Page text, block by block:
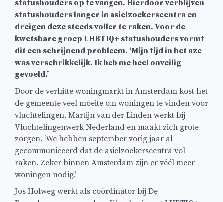
statushouders op te vangen. Hierdoor verblijven
statushouders langer in asielzoekerscentra en
dreigen deze steeds voller te raken. Voor de
kwetsbare groep LHBTIQ+ statushouders vormt
dit een schrijnend probleem. ‘Mijn tijd in het azc
was verschrikkelijk. Ik heb me heel onveilig
gevoeld.’
Door de verhitte woningmarkt in Amsterdam kost het
de gemeente veel moeite om woningen te vinden voor
vluchtelingen. Martijn van der Linden werkt bij
Vluchtelingenwerk Nederland en maakt zich grote
zorgen. ‘We hebben september vorig jaar al
gecommuniceerd dat de asielzoekerscentra vol
raken. Zeker binnen Amsterdam zijn er véél meer
woningen nodig.’
Jos Holweg werkt als coördinator bij De